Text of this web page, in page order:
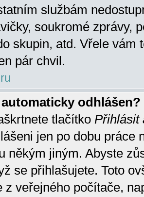
službám
soukromé zprávy,
skupin, atd. Vřele vám
pár chvil.
odhlášen?
tlačítko Přihlásit
jen po dobu práce
někým jiným. Abyste
se přihlašujete. Toto
z veřejného počítače,